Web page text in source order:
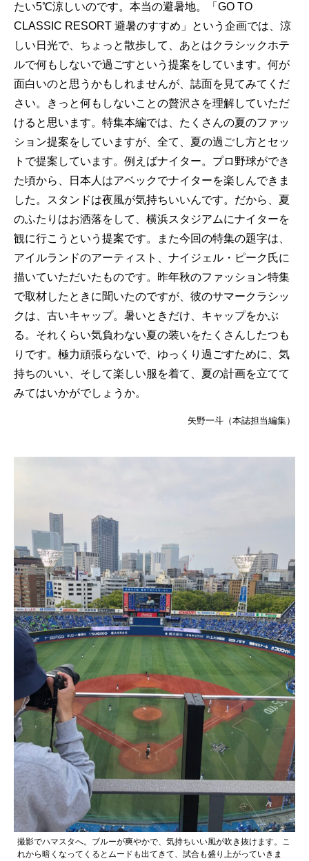
たい5℃涼しいのです。本当の避暑地。「GO TO
CLASSIC RESORT 避暑のすすめ」という企画では、涼
しい日光で、ちょっと散歩して、あとはクラシックホテ
ルで何もしないで過ごすという提案をしています。何が
面白いのと思うかもしれませんが、誌面を見てみてくだ
さい。きっと何もしないことの贅沢さを理解していただ
けると思います。特集本編では、たくさんの夏のファッ
ション提案をしていますが、全て、夏の過ごし方とセッ
トで提案しています。例えばナイター。プロ野球ができ
た頃から、日本人はアベックでナイターを楽しんできま
した。スタンドは夜風が気持ちいいんです。だから、夏
のふたりはお洒落をして、横浜スタジアムにナイターを
観に行こうという提案です。また今回の特集の題字は、
アイルランドのアーティスト、ナイジェル・ピーク氏に
描いていただいたものです。昨年秋のファッション特集
で取材したときに聞いたのですが、彼のサマークラシッ
クは、古いキャップ。暑いときだけ、キャップをかぶ
る。それくらい気負わない夏の装いをたくさんしたつも
りです。極力頑張らないで、ゆっくり過ごすために、気
持ちのいい、そして楽しい服を着て、夏の計画を立てて
みてはいかがでしょうか。
矢野一斗（本誌担当編集）
撮影でハマスタへ。ブルーが爽やかで、気持ちいい風が吹き抜けます。こ
れから暗くなってくるとムードも出てきて、試合も盛り上がっていきま